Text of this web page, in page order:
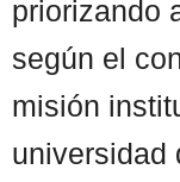
priorizando
según el
misión
universidad